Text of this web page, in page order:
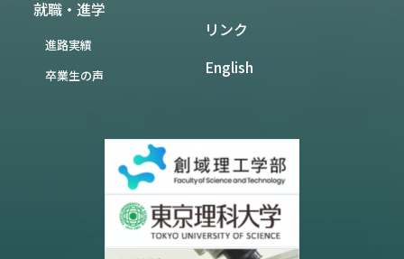
就職・進学
進路実績
卒業生の声
リンク
English